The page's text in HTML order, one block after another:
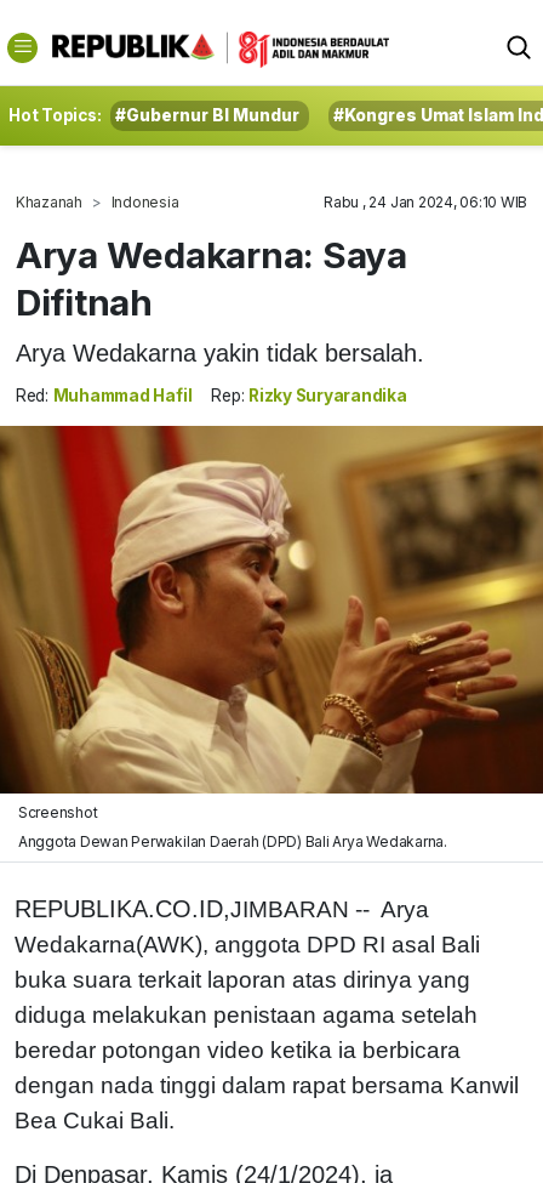
Hot Topics: #Gubernur BI Mundur #Kongres Umat Islam
Khazanah Indonesia Rabu , 24 Jan 2024, 06:10 WIB
Arya Wedakarna: Saya
Difitnah
Arya Wedakarna yakin tidak bersalah.
Red: Muhammad Hafil Rep: Rizky Suryarandika
Screenshot
Anggota Dewan Perwakilan Daerah (DPD) Bali Arya Wedakarna.
REPUBLIKA.CO.ID,JIMBARAN -- Arya
Wedakarna(AWK), anggota DPD RI asal Bali
buka suara terkait laporan atas dirinya yang
diduga melakukan penistaan agama setelah
beredar potongan video ketika ia berbicara
dengan nada tinggi dalam rapat bersama Kanwil
Bea Cukai Bali.
Di Denpasar, Kamis (24/1/2024), ia